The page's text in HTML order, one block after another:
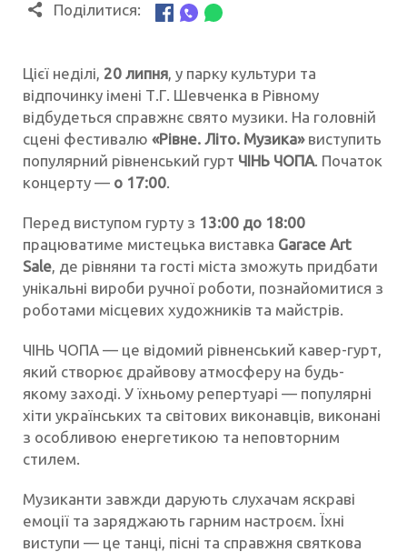
Поділитися:
Цієї неділі, 20 липня, у парку культури та
відпочинку імені Т.Г. Шевченка в Рівному
відбудеться справжнє свято музики. На головній
сцені фестивалю «Рівне. Літо. Музика»виступить
популярний рівненський гурт ЧІНЬ ЧОПА. Початок
концерту — о 17:00.
Перед виступом гурту з 13:00 до 18:00
працюватиме мистецька виставка Garaсe Art
Sale, де рівняни та гості міста зможуть придбати
унікальні вироби ручної роботи, познайомитися з
роботами місцевих художників та майстрів.
ЧІНЬ ЧОПА — це відомий рівненський кавер-гурт,
який створює драйвову атмосферу на будь-
якому заході. У їхньому репертуарі — популярні
хіти українських та світових виконавців, виконані
з особливою енергетикою та неповторним
стилем.
Музиканти завжди дарують слухачам яскраві
емоції та заряджають гарним настроєм. Їхні
виступи — це танці, пісні та справжня святкова